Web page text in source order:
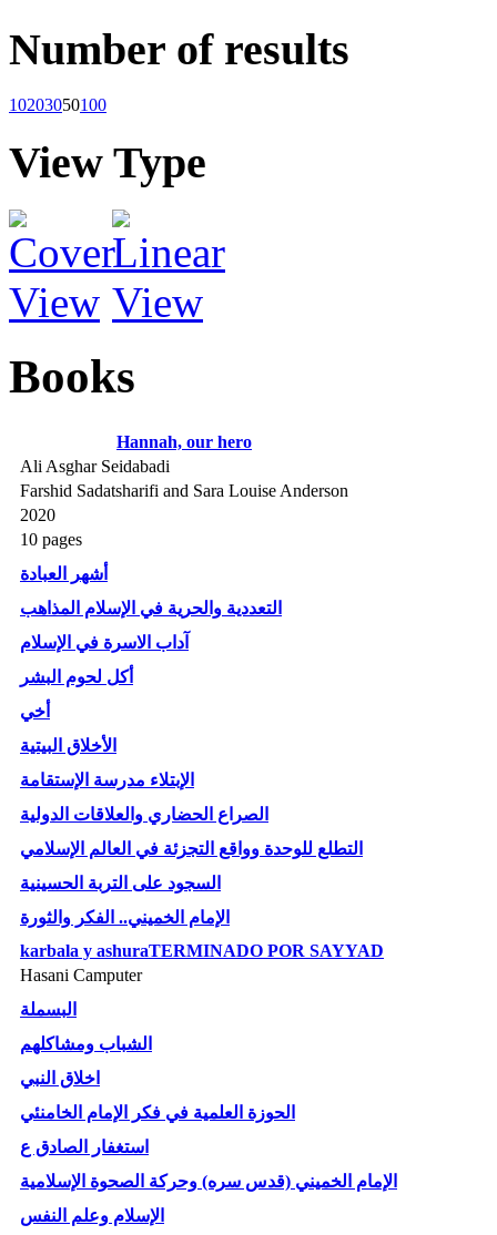
Number of results
10203050100
View Type
Books
Hannah, our hero
Ali Asghar Seidabadi
Farshid Sadatsharifi and Sara Louise Anderson
2020
10 pages
أشهر العبادة
التعددية والحرية في الإسلام المذاهب
آداب الاسرة في الإسلام
أكل لحوم البشر
أخي
الأخلاق البيتية
الإبتلاء مدرسة الإستقامة
الصراع الحضاري والعلاقات الدولية
التطلع للوحدة وواقع التجزئة في العالم الإسلامي
السجود على التربة الحسینیة
الإمام الخميني.. الفكر والثورة
karbala y ashuraTERMINADO POR SAYYAD
Hasani Camputer
البسملة
الشباب ومشاكلهم
اخلاق النبي
الحوزة العلمية في فكر الإمام الخامنئي
استغفار الصادق ع
الإمام الخميني (قدس سره) وحركة الصحوة الإسلامية
الإسلام وعلم النفس